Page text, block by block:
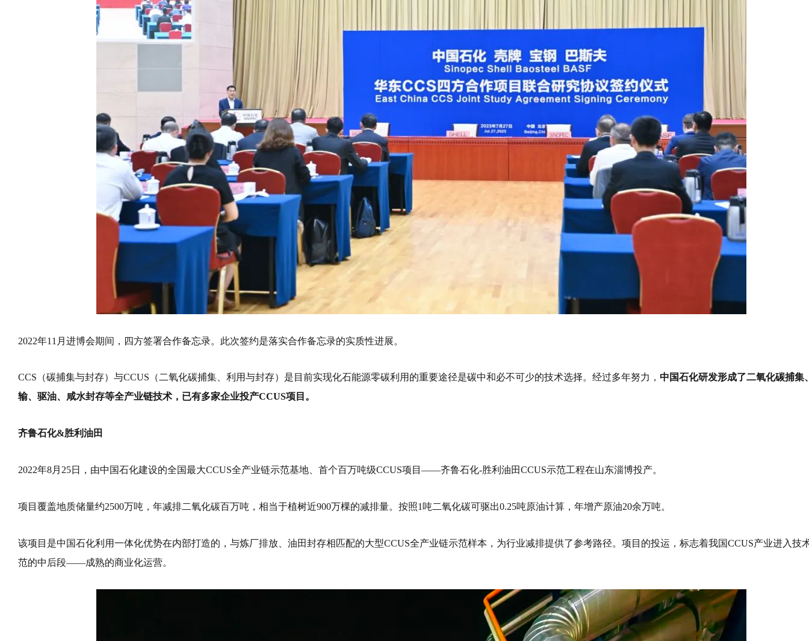
2022年11月进博会期间，四方签署合作备忘录。此次签约是落实合作备忘录的实质性进展。
CCS（碳捕集与封存）与CCUS（二氧化碳捕集、利用与封存）是目前实现化石能源零碳利用的重要途径是碳中和必不可少的技术选择。经过多年努力， 中国石化研发形成了二氧化碳捕集
输、驱油、咸水封存等全产业链技术 ， 已有多家企业投产CCUS项目 。
齐鲁石化&胜利油田
2022年8月25日，由中国石化建设的全国最大CCUS全产业链示范基地、首个百万吨级CCUS项目——齐鲁石化-胜利油田CCUS示范工程在山东淄博投产。
项目覆盖地质储量约2500万吨，年减排二氧化碳百万吨，相当于植树近900万棵的减排量。按照1吨二氧化碳可驱出0.25吨原油计算，年增产原油20余万吨。
该项目是中国石化利用一体化优势在内部打造的，与炼厂排放、油田封存相匹配的大型CCUS全产业链示范样本，为行业减排提供了参考路径。项目的投运，标志着我国CCUS产业进入技
范的中后段——成熟的商业化运营。